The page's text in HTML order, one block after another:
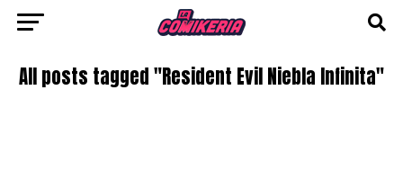
All posts tagged "Resident Evil Niebla Infinita"